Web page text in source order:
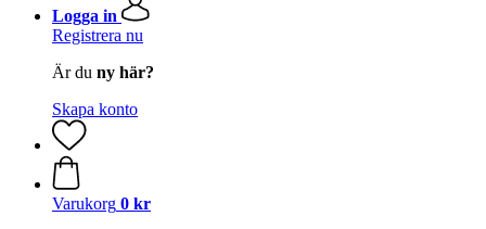
Logga in
Registrera nu
Är du ny här?
Skapa konto
Varukorg 0 kr